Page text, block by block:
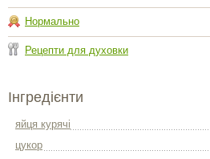
Нормально
Рецепти для духовки
Інгредієнти
яйця курячі
цукор